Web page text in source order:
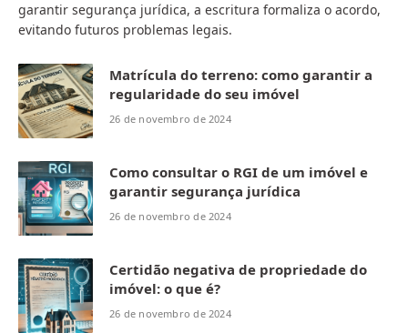
garantir segurança jurídica, a escritura formaliza o acordo,
evitando futuros problemas legais.
Matrícula do terreno: como garantir a
regularidade do seu imóvel
26 de novembro de 2024
Como consultar o RGI de um imóvel e
garantir segurança jurídica
26 de novembro de 2024
Certidão negativa de propriedade do
imóvel: o que é?
26 de novembro de 2024